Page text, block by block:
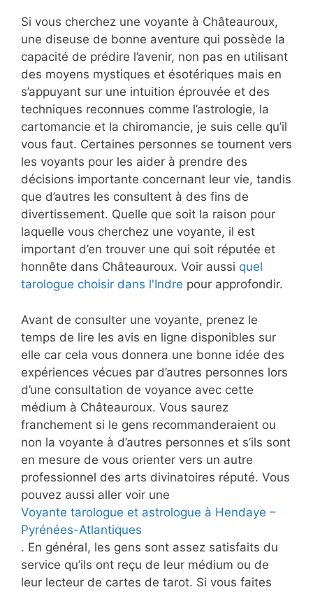
Si vous cherchez une voyante à Châteauroux,
une diseuse de bonne aventure qui possède la
capacité de prédire l’avenir, non pas en utilisant
des moyens mystiques et ésotériques mais en
s’appuyant sur une intuition éprouvée et des
techniques reconnues comme l’astrologie, la
cartomancie et la chiromancie, je suis celle qu’il
vous faut. Certaines personnes se tournent vers
les voyants pour les aider à prendre des
décisions importante concernant leur vie, tandis
que d’autres les consultent à des fins de
divertissement. Quelle que soit la raison pour
laquelle vous cherchez une voyante, il est
important d’en trouver une qui soit réputée et
honnête dans Châteauroux. Voir aussi quel
tarologue choisir dans l'Indre pour approfondir.
Avant de consulter une voyante, prenez le
temps de lire les avis en ligne disponibles sur
elle car cela vous donnera une bonne idée des
expériences vécues par d’autres personnes lors
d’une consultation de voyance avec cette
médium à Châteauroux. Vous saurez
franchement si le gens recommanderaient ou
non la voyante à d’autres personnes et s’ils sont
en mesure de vous orienter vers un autre
professionnel des arts divinatoires réputé. Vous
pouvez aussi aller voir une
Voyante tarologue et astrologue à Hendaye –
Pyrénées-Atlantiques
. En général, les gens sont assez satisfaits du
service qu’ils ont reçu de leur médium ou de
leur lecteur de cartes de tarot. Si vous faites